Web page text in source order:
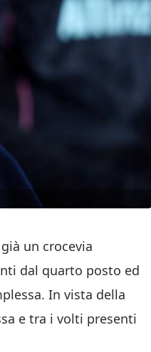
un crocevia
dal quarto posto ed
In vista della
e tra i volti presenti